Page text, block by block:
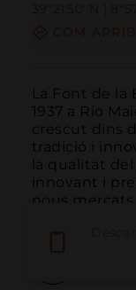
La Font de la
1937 a Rio
crescut dins
tradició i
la qualitat
innovant i
nous mercats.